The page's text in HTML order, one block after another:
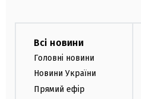
Всі новини
Головні новини
Новини України
Прямий ефір